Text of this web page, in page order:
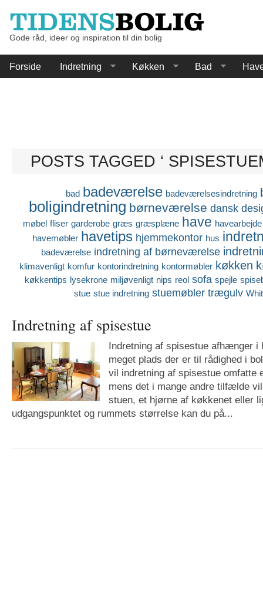
Gode råd, ideer og inspiration til din bolig
Forside Indretning Køkken Bad
POSTS TAGGED ‘
bad badeværelse badeværelsesindretning
boligindretning børneværelse dansk
møbel fliser garderobe græs græsplæne have havearbejde
havemøbler havetips hjemmekontor hus
badeværelse indretning af børneværelse
klimavenligt komfur kontorindretning kontormøbler køkken
køkkentips lysekrone miljøvenligt nips reol sofa spejle
stue stue indretning stuemøbler trægulv
Indretning af spisestue
Indretning af spisestue afhænger i
meget plads der er til rådighed i
vil indretning af spisestue
mens det i mange andre tilfælde
stuen, et hjørne af køkkenet eller
udgangspunktet og rummets størrelse kan du på...